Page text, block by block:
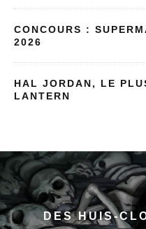
CONCOURS :
2026
HAL JORDAN, LE
LANTERN
DES HUIS-